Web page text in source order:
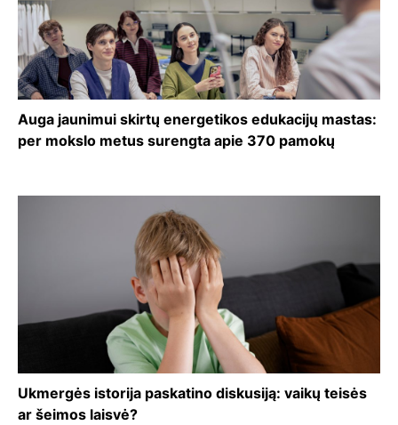
Auga jaunimui skirtų energetikos edukacijų mastas:
per mokslo metus surengta apie 370 pamokų
Ukmergės istorija paskatino diskusiją: vaikų teisės
ar šeimos laisvė?